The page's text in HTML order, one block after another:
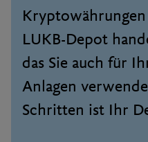
LUKB-Depot
das Sie auch für
Anlagen
Schritten ist Ihr